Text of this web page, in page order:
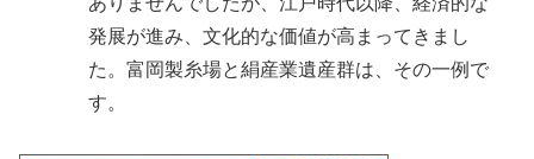
発展が進み、文化的な価値が高まってきまし
た。富岡製糸場と絹産業遺産群は、その一例で
す。